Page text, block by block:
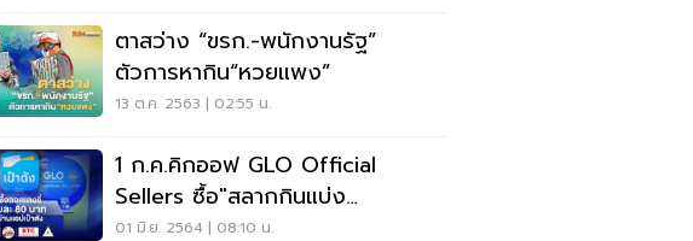
ตาสว่าง “ขรก.-พนักงานรัฐ”
ตัวการหากิน“หวยแพง”
13 ต.ค. 2563 | 02:55 น.
1 ก.ค.คิกออฟ GLO Official
Sellers ซื้อ"สลากกินแบ่ง
รัฐบาล"ใบละ 80 บ.ผ่านแอป"เป๋าตัง"
01 มิ.ย. 2564 | 08:10 น.